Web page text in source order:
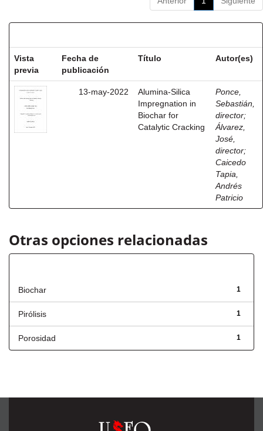
Vista
previa
Fecha de
publicación
Título Autor(es)
13-may-2022
Alumina-Silica
Impregnation in
Biochar for
Catalytic Cracking
Ponce,
Sebastián,
director;
Álvarez,
José,
director;
Caicedo
Tapia,
Andrés
Patricio
Otras opciones relacionadas
1
Biochar
1
Pirólisis
1
Porosidad